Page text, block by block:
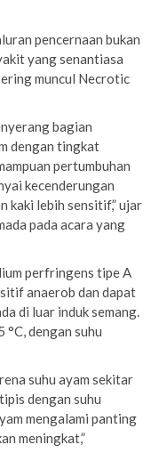
pencernaan bukan
yang senantiasa
muncul Necrotic
bagian
dengan tingkat
pertumbuhan
kecenderungan
kaki lebih sensitif,” ujar
pada acara yang
perfringens tipe A
anaerob dan dapat
di luar induk semang.
dengan suhu
suhu ayam sekitar
dengan suhu
mengalami panting
meningkat,”